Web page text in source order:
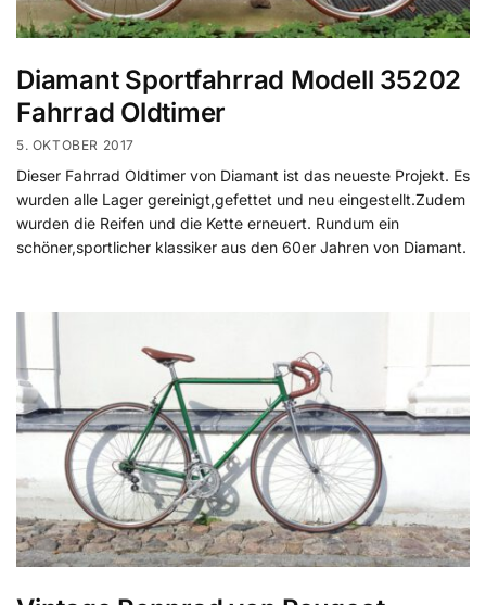
Diamant Sportfahrrad Modell 35202
Fahrrad Oldtimer
5. OKTOBER 2017
Dieser Fahrrad Oldtimer von Diamant ist das neueste Projekt. Es
wurden alle Lager gereinigt,gefettet und neu eingestellt.Zudem
wurden die Reifen und die Kette erneuert. Rundum ein
schöner,sportlicher klassiker aus den 60er Jahren von Diamant.